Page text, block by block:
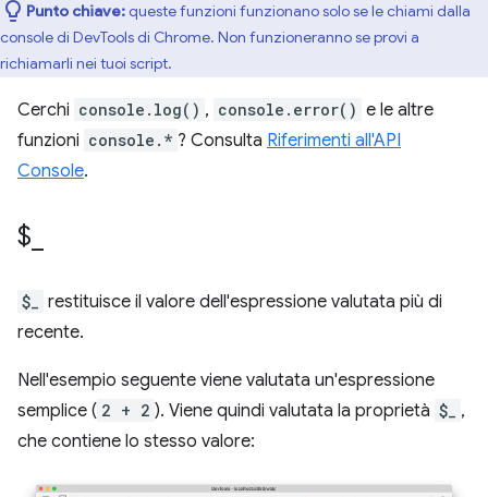
Punto chiave:queste funzioni funzionano solo se le chiami dalla
console di DevTools di Chrome. Non funzioneranno se provi a
richiamarli nei tuoi script.
Cerchi console.log() , console.error() e le altre
funzioni console.* ? Consulta Riferimenti all'API
Console.
$
$_
restituisce il valore dell'espressione valutata più di
recente.
Nell'esempio seguente viene valutata un'espressione
semplice ( 2 + 2 ). Viene quindi valutata la proprietà $_
,
che contiene lo stesso valore: